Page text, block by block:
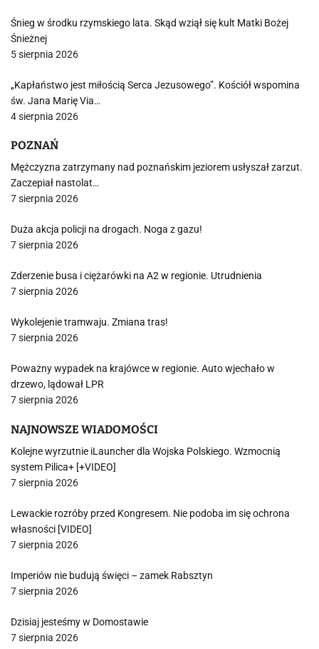
Śnieg w środku rzymskiego lata. Skąd wziął się kult Matki Bożej
Śnieżnej
5 sierpnia 2026
„Kapłaństwo jest miłością Serca Jezusowego”. Kościół wspomina
św. Jana Marię Via…
4 sierpnia 2026
POZNAŃ
Mężczyzna zatrzymany nad poznańskim jeziorem usłyszał zarzut.
Zaczepiał nastolat…
7 sierpnia 2026
Duża akcja policji na drogach. Noga z gazu!
7 sierpnia 2026
Zderzenie busa i ciężarówki na A2 w regionie. Utrudnienia
7 sierpnia 2026
Wykolejenie tramwaju. Zmiana tras!
7 sierpnia 2026
Poważny wypadek na krajówce w regionie. Auto wjechało w
drzewo, lądował LPR
7 sierpnia 2026
NAJNOWSZE WIADOMOŚCI
Kolejne wyrzutnie iLauncher dla Wojska Polskiego. Wzmocnią
system Pilica+ [+VIDEO]
7 sierpnia 2026
Lewackie rozróby przed Kongresem. Nie podoba im się ochrona
własności [VIDEO]
7 sierpnia 2026
Imperiów nie budują święci – zamek Rabsztyn
7 sierpnia 2026
Dzisiaj jesteśmy w Domostawie
7 sierpnia 2026